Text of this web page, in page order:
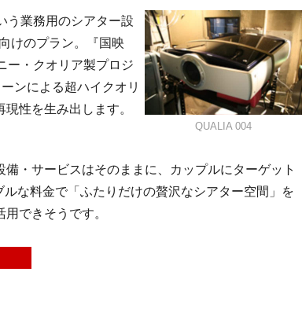
う業務用のシアター設
けのプラン。『国映
ー・クオリア製プロジ
ンによる超ハイクオリ
性を生み出します。
QUALIA 004
・サービスはそのままに、カップルにターゲット
な料金で「ふたりだけの贅沢なシアター空間」を
できそうです。